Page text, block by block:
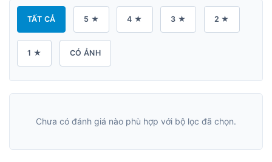
TẤT CẢ 5 ★ 4 ★ 3 ★ 2 ★
1 ★ CÓ ẢNH
Chưa có đánh giá nào phù hợp với bộ lọc đã chọn.